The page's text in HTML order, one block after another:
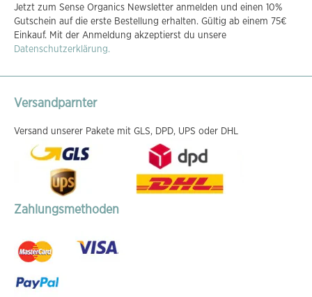
für
unseren
Newsletter
an:
Jetzt zum Sense Organics Newsletter anmelden und einen 10%
Gutschein auf die erste Bestellung erhalten. Gültig ab einem 75€
Einkauf. Mit der Anmeldung akzeptierst du unsere
Datenschutzerklärung.
Versandparnter
Versand unserer Pakete mit GLS, DPD, UPS oder DHL
Zahlungsmethoden